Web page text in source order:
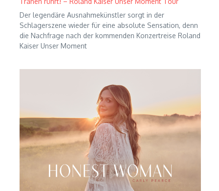
Der legendäre Ausnahmekünstler sorgt in der
Schlagerszene wieder für eine absolute Sensation, denn
die Nachfrage nach der kommenden Konzertreise Roland
Kaiser Unser Moment